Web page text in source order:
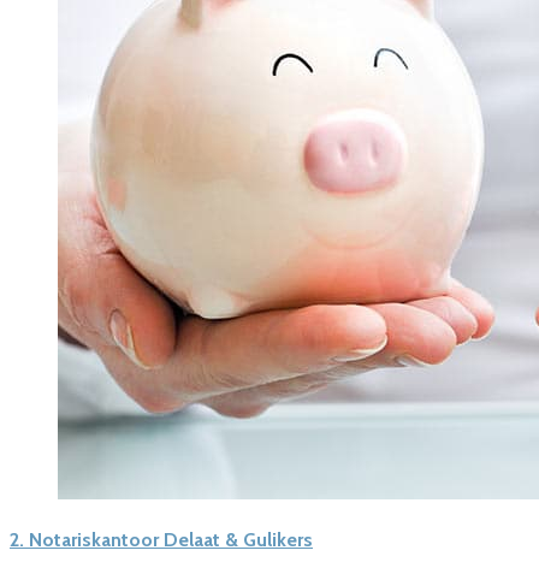
2. Notariskantoor Delaat & Gulikers